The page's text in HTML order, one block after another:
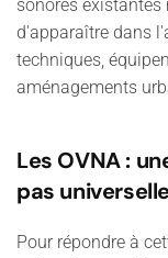
sonores
d'apparaître dans
techniques,
aménagements
Les OVNA :
pas
Pour répondre à